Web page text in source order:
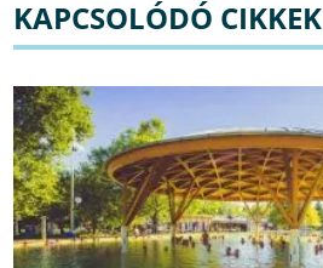
KAPCSOLÓDÓ CIKKEK